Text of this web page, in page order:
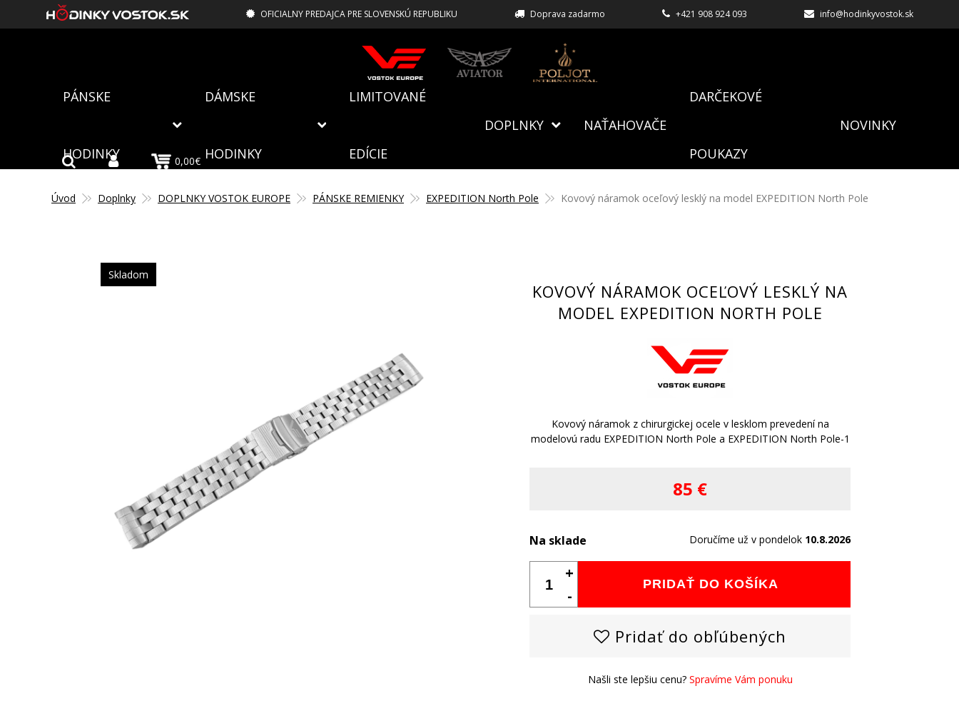
OFICIALNY PREDAJCA PRE SLOVENSKÚ REPUBLIKU Doprava zadarmo +421 908 924 093 info@hodinkyvostok.sk
PÁNSKE
HODINKY
DÁMSKE
HODINKY
LIMITOVANÉ
EDÍCIE
DOPLNKY NAŤAHOVAČE
DARČEKOVÉ
POUKAZY
NOVINKY
0,00€
Úvod Doplnky DOPLNKY VOSTOK EUROPE PÁNSKE REMIENKY EXPEDITION North Pole Kovový náramok oceľový lesklý na model EXPEDITION North Pole
Skladom
KOVOVÝ NÁRAMOK OCEĽOVÝ LESKLÝ NA
MODEL EXPEDITION NORTH POLE
Kovový náramok z chirurgickej ocele v lesklom prevedení na
modelovú radu EXPEDITION North Pole a EXPEDITION North Pole-1
85 €
Na sklade Doručíme už v pondelok 10.8.2026
PRIDAŤ DO KOŠÍKA
+
-
Pridať do obľúbených
Našli ste lepšiu cenu? Spravíme Vám ponuku